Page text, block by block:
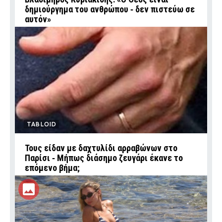
δημιούργημα του ανθρώπου ‑ δεν πιστεύω σε
αυτόν»
TABLOID
Τους είδαν με δαχτυλίδι αρραβώνων στο
Παρίσι ‑ Μήπως διάσημο ζευγάρι έκανε το
επόμενο βήμα;